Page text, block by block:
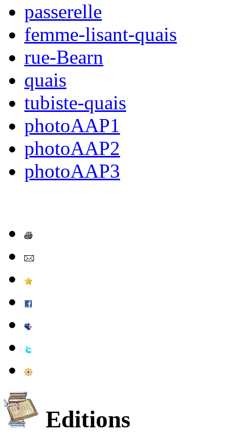
passerelle
femme-lisant-quais
rue-Bearn
quais
tubiste-quais
photoAAP1
photoAAP2
photoAAP3
Editions